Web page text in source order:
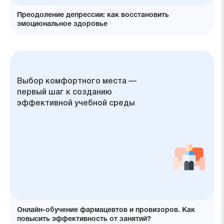
Преодоление депрессии: как восстановить
эмоциональное здоровье
Онлайн-обучение быстро
адаптируется к потребностям
современного рынка
Основное отличие между онлайн
и офлайн-обучением заключается
в требованиях к местоположению
Онлайн-обучение требует высокой
степени самостоятельности
и самомотивации
Онлайн-курсы часто более
экономичные по сравнению
с традиционным обучением
Выбор комфортного места —
первый шаг к созданию
эффективной учебной среды
22.04.2024
Онлайн-обучение фармацевтов и провизоров. Как
повысить эффективность от занятий?